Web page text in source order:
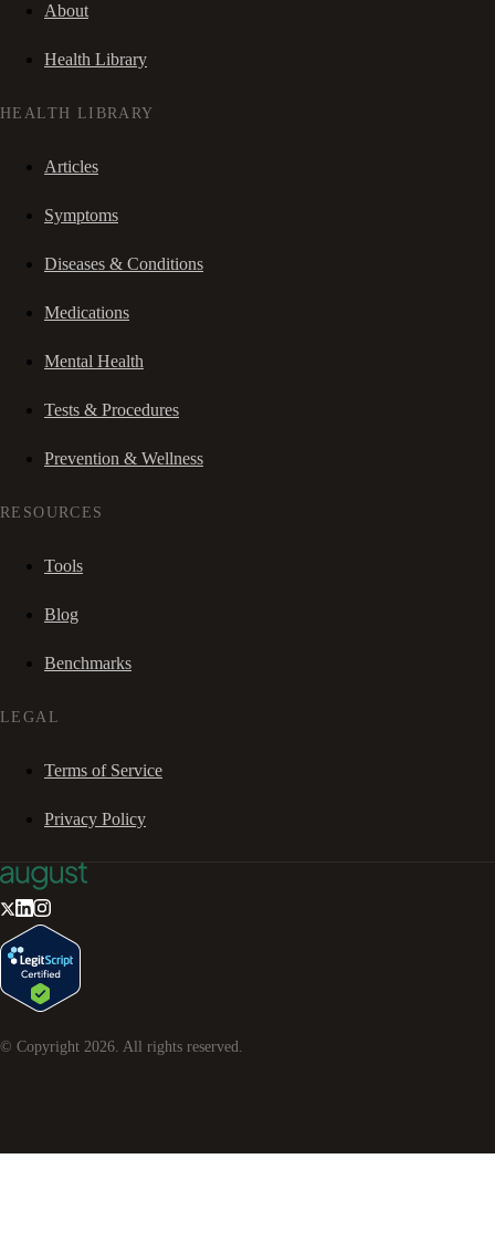
About
Health Library
HEALTH LIBRARY
Articles
Symptoms
Diseases & Conditions
Medications
Mental Health
Tests & Procedures
Prevention & Wellness
RESOURCES
Tools
Blog
Benchmarks
LEGAL
Terms of Service
Privacy Policy
© Copyright 2026 . All rights reserved.